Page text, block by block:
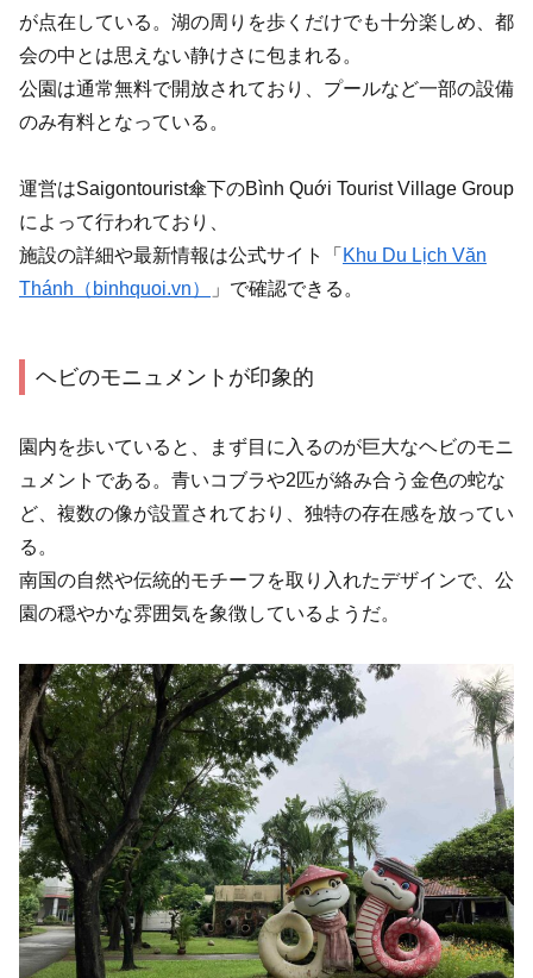
が点在している。湖の周りを歩くだけでも十分楽しめ、都
会の中とは思えない静けさに包まれる。
公園は通常無料で開放されており、プールなど一部の設備
のみ有料となっている。
運営はSaigontourist傘下のBình Quới Tourist Village Group
によって行われており、
施設の詳細や最新情報は公式サイト「 Khu Du Lịch Văn
Thánh（binhquoi.vn）
」で確認できる。
ヘビのモニュメントが印象的
園内を歩いていると、まず目に入るのが巨大なヘビのモニ
ュメントである。青いコブラや2匹が絡み合う金色の蛇な
ど、複数の像が設置されており、独特の存在感を放ってい
る。
南国の自然や伝統的モチーフを取り入れたデザインで、公
園の穏やかな雰囲気を象徴しているようだ。